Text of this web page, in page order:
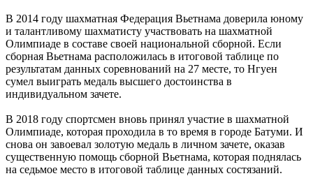
В 2014 году шахматная Федерация Вьетнама доверила юному
и талантливому шахматисту участвовать на шахматной
Олимпиаде в составе своей национальной сборной. Если
сборная Вьетнама расположилась в итоговой таблице по
результатам данных соревнований на 27 месте, то Нгуен
сумел выиграть медаль высшего достоинства в
индивидуальном зачете.
В 2018 году спортсмен вновь принял участие в шахматной
Олимпиаде, которая проходила в то время в городе Батуми. И
снова он завоевал золотую медаль в личном зачете, оказав
существенную помощь сборной Вьетнама, которая поднялась
на седьмое место в итоговой таблице данных состязаний.